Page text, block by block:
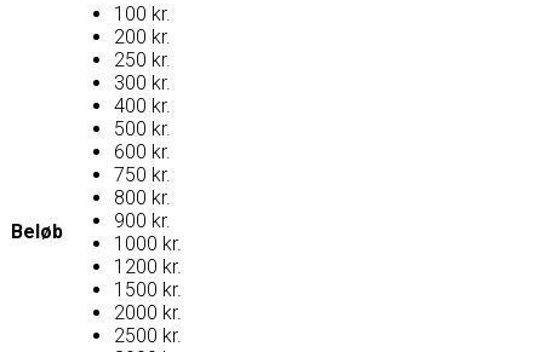
Beløb
100 kr.
200 kr.
250 kr.
300 kr.
400 kr.
500 kr.
600 kr.
750 kr.
800 kr.
900 kr.
1000 kr.
1200 kr.
1500 kr.
2000 kr.
2500 kr.